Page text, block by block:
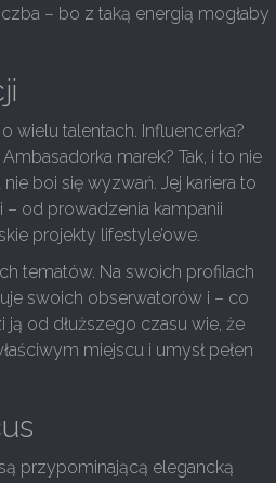
– bo z taką energią mogłaby
wielu talentach. Influencerka?
marek? Tak, i to nie
boi się wyzwań. Jej kariera to
od prowadzenia kampanii
projekty lifestyle’owe.
tematów. Na swoich profilach
swoich obserwatorów i – co
od dłuższego czasu wie, że
miejscu i umysł pełen
przypominającą elegancką